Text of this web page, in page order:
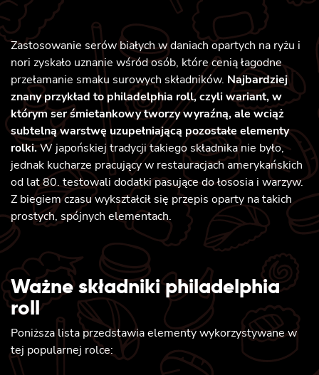
Zastosowanie serów białych w daniach opartych na ryżu i
nori zyskało uznanie wśród osób, które cenią łagodne
przełamanie smaku surowych składników. Najbardziej
znany przykład to philadelphia roll, czyli wariant, w
którym ser śmietankowy tworzy wyraźną, ale wciąż
subtelną warstwę uzupełniającą pozostałe elementy
rolki.W japońskiej tradycji takiego składnika nie było,
jednak kucharze pracujący w restauracjach amerykańskich
od lat 80. testowali dodatki pasujące do łososia i warzyw.
Z biegiem czasu wykształcił się przepis oparty na takich
prostych, spójnych elementach.
Ważne składniki philadelphia
roll
Poniższa lista przedstawia elementy wykorzystywane w
tej popularnej rolce: